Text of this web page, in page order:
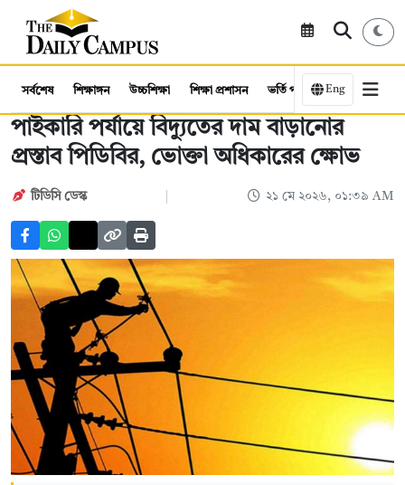
সর্বশেষ শিক্ষাঙ্গন উচ্চশিক্ষা শিক্ষা প্রশাসন ভর্তি পরীক্ষা কর্মসংস্থান
Eng
পাইকারি পর্যায়ে বিদ্যুতের দাম বাড়ানোর
প্রস্তাব পিডিবির, ভোক্তা অধিকারের ক্ষোভ
টিডিসি ডেস্ক ২১ মে ২০২৬, ০১:৩৯ AM